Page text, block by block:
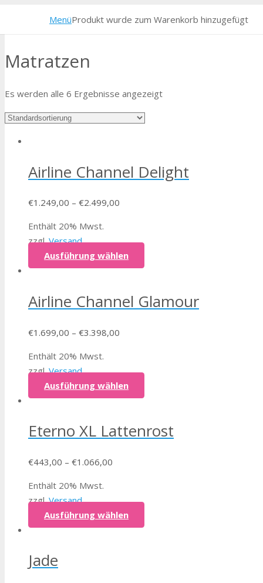
MenüProdukt wurde zum Warenkorb hinzugefügt
Matratzen
Es werden alle 6 Ergebnisse angezeigt
Airline Channel Delight
€1.249,00 – €2.499,00
Enthält 20% Mwst.
zzgl.Versand
Ausführung wählen
Airline Channel Glamour
€1.699,00 – €3.398,00
Enthält 20% Mwst.
zzgl.Versand
Ausführung wählen
Eterno XL Lattenrost
€443,00 – €1.066,00
Enthält 20% Mwst.
zzgl.Versand
Ausführung wählen
Jade